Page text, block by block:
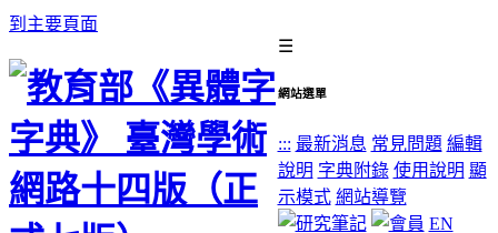
到主要頁面
☰
網站選單
::: 最新消息 常見問題 編輯
說明 字典附錄 使用說明 顯
示模式 網站導覽
EN